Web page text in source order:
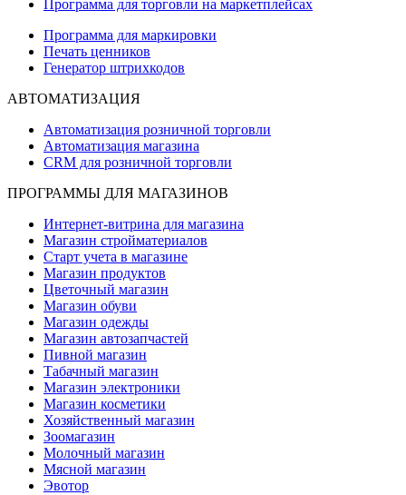
Программа для торговли на маркетплейсах
Программа для маркировки
Печать ценников
Генератор штрихкодов
АВТОМАТИЗАЦИЯ
Автоматизация розничной торговли
Автоматизация магазина
CRM для розничной торговли
ПРОГРАММЫ ДЛЯ МАГАЗИНОВ
Интернет-витрина для магазина
Магазин стройматериалов
Старт учета в магазине
Магазин продуктов
Цветочный магазин
Магазин обуви
Магазин одежды
Магазин автозапчастей
Пивной магазин
Табачный магазин
Магазин электроники
Магазин косметики
Хозяйственный магазин
Зоомагазин
Молочный магазин
Мясной магазин
Эвотор